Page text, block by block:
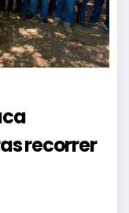
recorrer